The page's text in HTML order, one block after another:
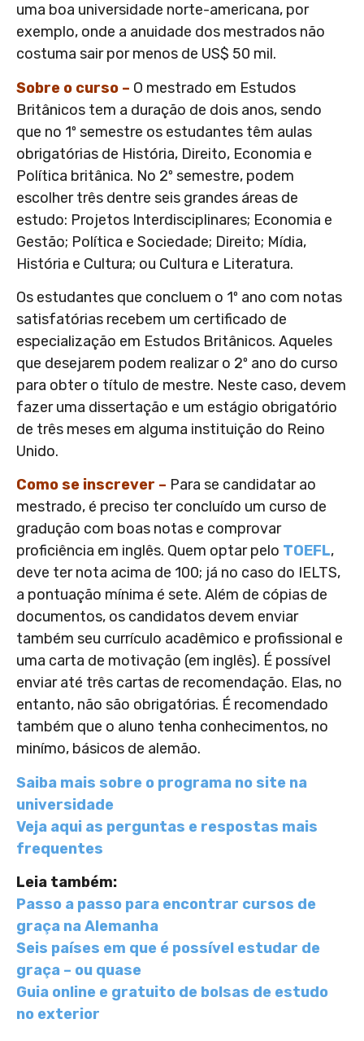
uma boa universidade norte-americana, por
exemplo, onde a anuidade dos mestrados não
costuma sair por menos de US$ 50 mil.
Sobre o curso – O mestrado em Estudos
Britânicos tem a duração de dois anos, sendo
que no 1º semestre os estudantes têm aulas
obrigatórias de História, Direito, Economia e
Política britânica. No 2º semestre, podem
escolher três dentre seis grandes áreas de
estudo: Projetos Interdisciplinares; Economia e
Gestão; Política e Sociedade; Direito; Mídia,
História e Cultura; ou Cultura e Literatura.
Os estudantes que concluem o 1º ano com notas
satisfatórias recebem um certificado de
especialização em Estudos Britânicos. Aqueles
que desejarem podem realizar o 2º ano do curso
para obter o título de mestre. Neste caso, devem
fazer uma dissertação e um estágio obrigatório
de três meses em alguma instituição do Reino
Unido.
Como se inscrever – Para se candidatar ao
mestrado, é preciso ter concluído um curso de
gradução com boas notas e comprovar
proficiência em inglês. Quem optar pelo TOEFL,
deve ter nota acima de 100; já no caso do IELTS,
a pontuação mínima é sete. Além de cópias de
documentos, os candidatos devem enviar
também seu currículo acadêmico e profissional e
uma carta de motivação (em inglês). É possível
enviar até três cartas de recomendação. Elas, no
entanto, não são obrigatórias. É recomendado
também que o aluno tenha conhecimentos, no
minímo, básicos de alemão.
Saiba mais sobre o programa no site na
universidade
Veja aqui as perguntas e respostas mais
frequentes
Leia também:
Passo a passo para encontrar cursos de
graça na Alemanha
Seis países em que é possível estudar de
graça – ou quase
Guia online e gratuito de bolsas de estudo
no exterior